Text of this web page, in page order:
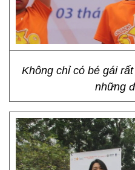
Không chỉ có bé gái
những